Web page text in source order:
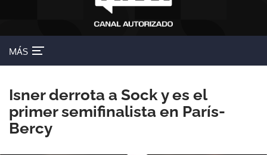
MÁS
Isner derrota a Sock y es el
primer semifinalista en París-
Bercy